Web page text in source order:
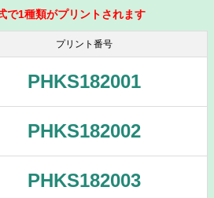
で1種類がプリントされます
プリント番号
PHKS182001
PHKS182002
PHKS182003